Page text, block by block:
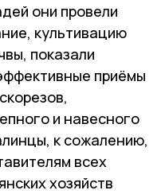
они провели
культивацию
показали
приёмы
и навесного
к сожалению,
всех
хозяйств